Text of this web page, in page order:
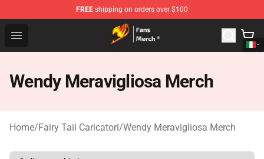
FREE shipping on orders over $100
Open menu
Fairy Tail Store - Official Fairy Tail Merchandise Shop
Wendy Meravigliosa Merch
Home/Fairy Tail Caricatori/Wendy Meravigliosa Merch